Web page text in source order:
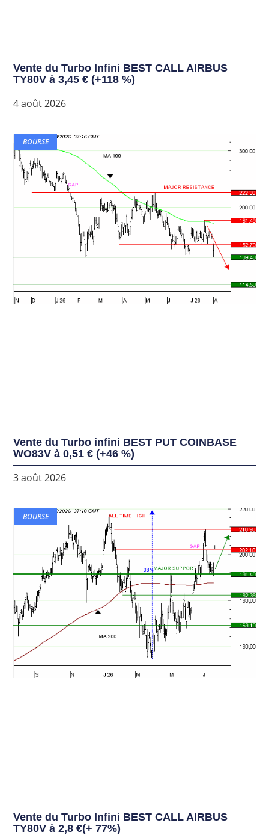
Vente du Turbo Infini BEST CALL AIRBUS
TY80V à 3,45 € (+118 %)
4 août 2026
BOURSE
Vente du Turbo infini BEST PUT COINBASE
WO83V à 0,51 € (+46 %)
3 août 2026
BOURSE
Vente du Turbo Infini BEST CALL AIRBUS
TY80V à 2,8 €(+ 77%)